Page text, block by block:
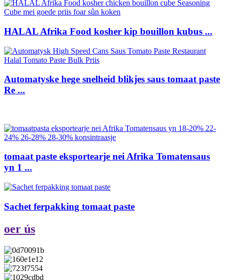
HALAL Afrika Food kosher kip bouillon kubus ...
Automatyske hege snelheid blikjes saus tomaat paste
Re ...
tomaat paste eksportearje nei Afrika Tomatensaus
yn 1 ...
Sachet ferpakking tomaat paste
oer ús